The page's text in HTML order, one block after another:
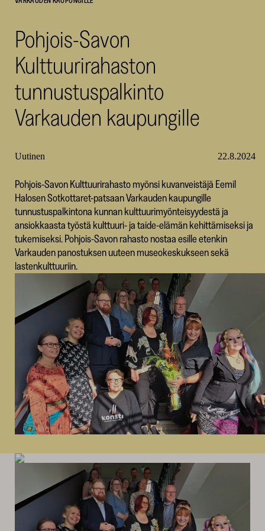
Pohjois-Savon
Kulttuurirahaston
tunnustuspalkinto
Varkauden kaupungille
Uutinen 22.8.2024
Pohjois-Savon Kulttuurirahasto myönsi kuvanveistäjä Eemil
Halosen Sotkottaret-patsaan Varkauden kaupungille
tunnustuspalkintona kunnan kulttuurimyönteisyydestä ja
ansiokkaasta työstä kulttuuri- ja taide-elämän kehittämiseksi ja
tukemiseksi. Pohjois-Savon rahasto nostaa esille etenkin
Varkauden panostuksen uuteen museokeskukseen sekä
lastenkulttuuriin.